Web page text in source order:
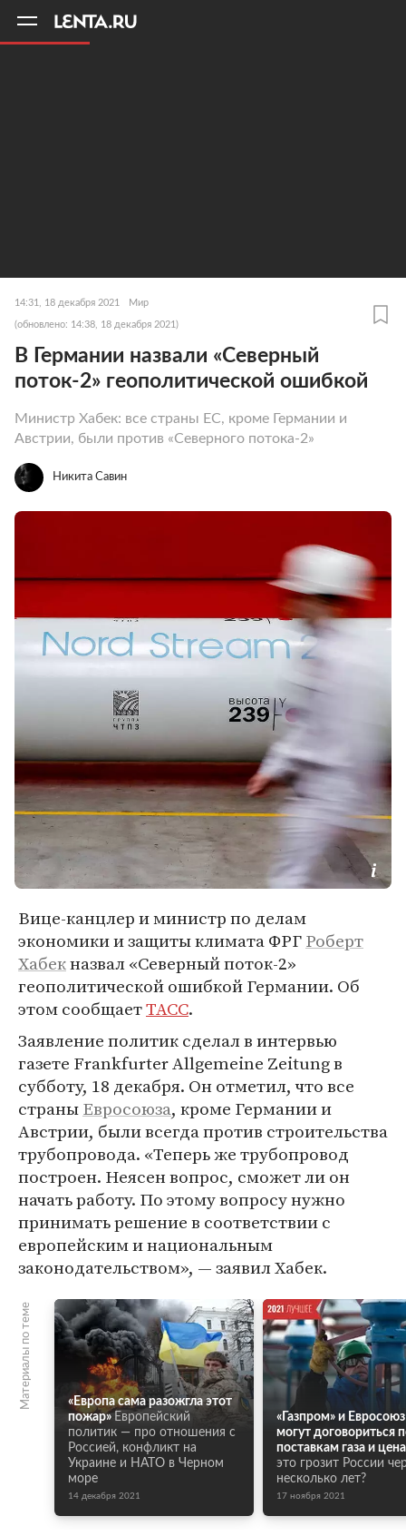
14:31, 18 декабря 2021 Мир
(обновлено: 14:38, 18 декабря 2021)
В Германии назвали «Северный
поток-2» геополитической ошибкой
Министр Хабек: все страны ЕС, кроме Германии и
Австрии, были против «Северного потока-2»
Никита Савин
Вице-канцлер и министр по делам
экономики и защиты климата ФРГРоберт
Хабекназвал «Северный поток-2»
геополитической ошибкой Германии. Об
этом сообщаетТАСС.
Заявление политик сделал в интервью
газете Frankfurter Allgemeine Zeitung в
субботу, 18 декабря. Он отметил, что все
страныЕвросоюза, кроме Германии и
Австрии, были всегда против строительства
трубопровода. «Теперь же трубопровод
построен. Неясен вопрос, сможет ли он
начать работу. По этому вопросу нужно
принимать решение в соответствии с
европейским и национальным
законодательством», — заявил Хабек.
Материалы по теме
«Европа сама разожгла этот
пожар» Европейский
политик — про отношения с
Россией, конфликт на
Украине и НАТО в Черном
море
14 декабря 2021
«Газпром» и
могут договориться
поставкам газа и
это грозит России
несколько лет?
17 ноября 2021